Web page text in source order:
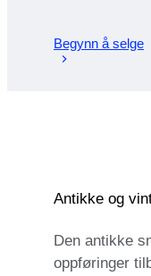
Begynn å selge
Antikke og
Den antikke
oppføringer